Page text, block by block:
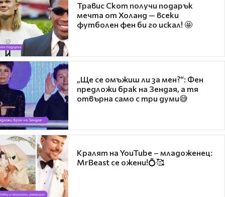
Травис Скот получи подарък
мечта от Холанд — всеки
футболен фен би го искал! 🤩
„Ще се омъжиш ли за мен?“: Фен
предложи брак на Зендая, а тя
отвърна само с три думи😅
Кралят на YouTube – младоженец:
MrBeast се ожени!💍🥰